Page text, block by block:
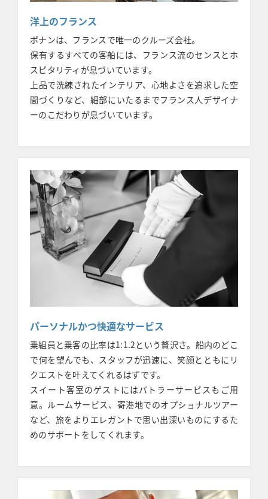
洋上のフランス
ポナンは、フランスで唯一のクルーズ会社。
保有するすべての客船には、フランス流のセンスとホ
スピタリティが息づいています。
上品で洗練されたインテリア、心地よさを追求した空
間づくりなど、細部にいたるまでフランス人デザイナ
ーのこだわりが息づいています。
パーソナルかつ快適なサービス
乗組員と乗客の比率は1:1.2という贅沢さ。船内のどこ
で何を望んでも、スタッフが迅速に、笑顔とともにリ
クエストを叶えてくれるはずです。
スイート客室のゲストにはバトラーサービスもご用
意。ルームサービス、寄港地でのオプショナルツアー
など、旅をよりエレガントで思い出深いものにするた
めのサポートをしてくれます。